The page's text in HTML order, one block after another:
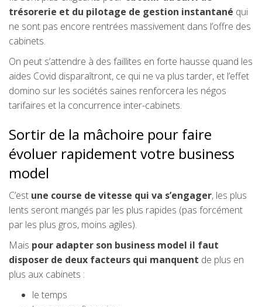
trésorerie et du pilotage de gestion instantané qui
ne sont pas encore rentrées massivement dans l’offre des
cabinets.
On peut s’attendre à des faillites en forte hausse quand les
aides Covid disparaîtront, ce qui ne va plus tarder, et l’effet
domino sur les sociétés saines renforcera les négos
tarifaires et la concurrence inter-cabinets.
Sortir de la mâchoire pour faire
évoluer rapidement votre business
model
C’est une course de vitesse qui va s’engager, les plus
lents seront mangés par les plus rapides (pas forcément
par les plus gros, moins agiles).
Mais pour adapter son business model il faut
disposer de deux facteurs qui manquent de plus en
plus aux cabinets :
le temps